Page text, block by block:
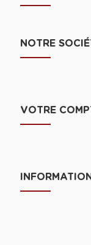
NOTRE
VOTRE